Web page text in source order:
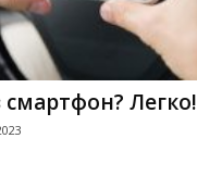
смартфон? Легко!